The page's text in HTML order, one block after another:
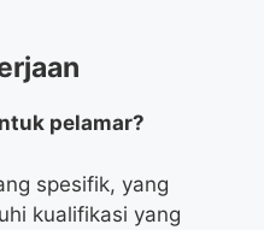
pelamar?
spesifik, yang
kualifikasi yang